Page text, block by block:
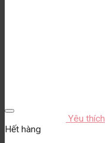
Yêu thích
Hết hàng